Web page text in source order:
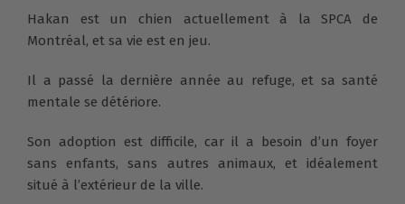
Hakan est un chien actuellement à la SPCA de
Montréal, et sa vie est en jeu.
Il a passé la dernière année au refuge, et sa santé
mentale se détériore.
Son adoption est difficile, car il a besoin d’un foyer
sans enfants, sans autres animaux, et idéalement
situé à l’extérieur de la ville.